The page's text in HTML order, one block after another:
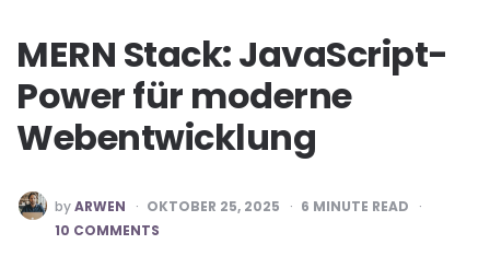
MERN Stack: JavaScript-
Power für moderne
Webentwicklung
POSTED
BY
byARWEN OKTOBER 25, 2025 6 MINUTE READ
10 COMMENTS